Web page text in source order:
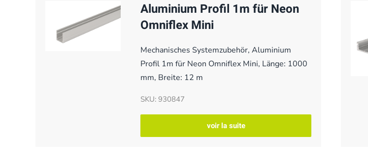
Aluminium Profil 1m für Neon
Omniflex Mini
Mechanisches Systemzubehör, Aluminium
Profil 1m für Neon Omniflex Mini, Länge: 1000
mm, Breite: 12 m
SKU: 930847
voir la suite